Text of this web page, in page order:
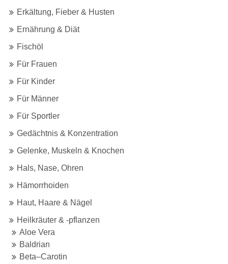
Erkältung, Fieber & Husten
Ernährung & Diät
Fischöl
Für Frauen
Für Kinder
Für Männer
Für Sportler
Gedächtnis & Konzentration
Gelenke, Muskeln & Knochen
Hals, Nase, Ohren
Hämorrhoiden
Haut, Haare & Nägel
Heilkräuter & -pflanzen
Aloe Vera
Baldrian
Beta–Carotin